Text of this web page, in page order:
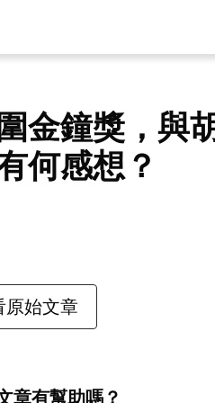
金鐘獎，與
何感想？
原始文章
章有幫助嗎？